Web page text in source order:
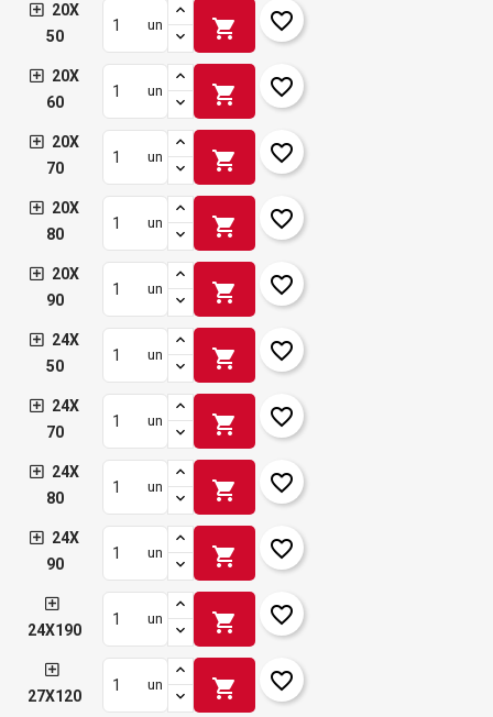
20X
50
un shopping_cart favorite_border
20X
60
un shopping_cart favorite_border
20X
70
un shopping_cart favorite_border
20X
80
un shopping_cart favorite_border
20X
90
un shopping_cart favorite_border
24X
50
un shopping_cart favorite_border
24X
70
un shopping_cart favorite_border
24X
80
un shopping_cart favorite_border
24X
90
un shopping_cart favorite_border
24X190
un shopping_cart favorite_border
27X120
un shopping_cart favorite_border